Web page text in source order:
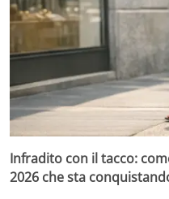
Infradito con il tacco:
2026 che sta